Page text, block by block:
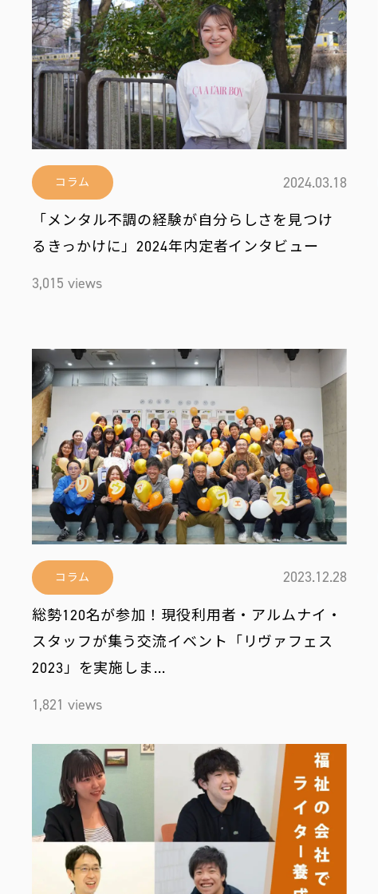
コラム
2024.03.18
「メンタル不調の経験が自分らしさを見つけ
るきっかけに」2024年内定者インタビュー
3,015 views
コラム
2023.12.28
総勢120名が参加！現役利用者・アルムナイ・
スタッフが集う交流イベント「リヴァフェス
2023」を実施しま…
1,821 views